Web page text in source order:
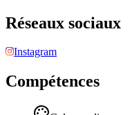
Réseaux sociaux
Instagram
Compétences